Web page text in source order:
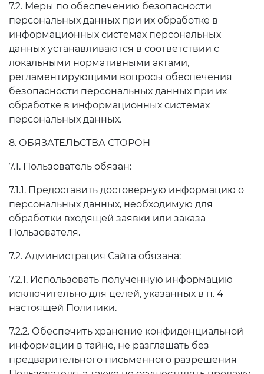
7.2. Меры по обеспечению безопасности
персональных данных при их обработке в
информационных системах персональных
данных устанавливаются в соответствии с
локальными нормативными актами,
регламентирующими вопросы обеспечения
безопасности персональных данных при их
обработке в информационных системах
персональных данных.
8. ОБЯЗАТЕЛЬСТВА СТОРОН
7.1. Пользователь обязан:
7.1.1. Предоставить достоверную информацию о
персональных данных, необходимую для
обработки входящей заявки или заказа
Пользователя.
7.2. Администрация Сайта обязана:
7.2.1. Использовать полученную информацию
исключительно для целей, указанных в п. 4
настоящей Политики.
7.2.2. Обеспечить хранение конфиденциальной
информации в тайне, не разглашать без
предварительного письменного разрешения